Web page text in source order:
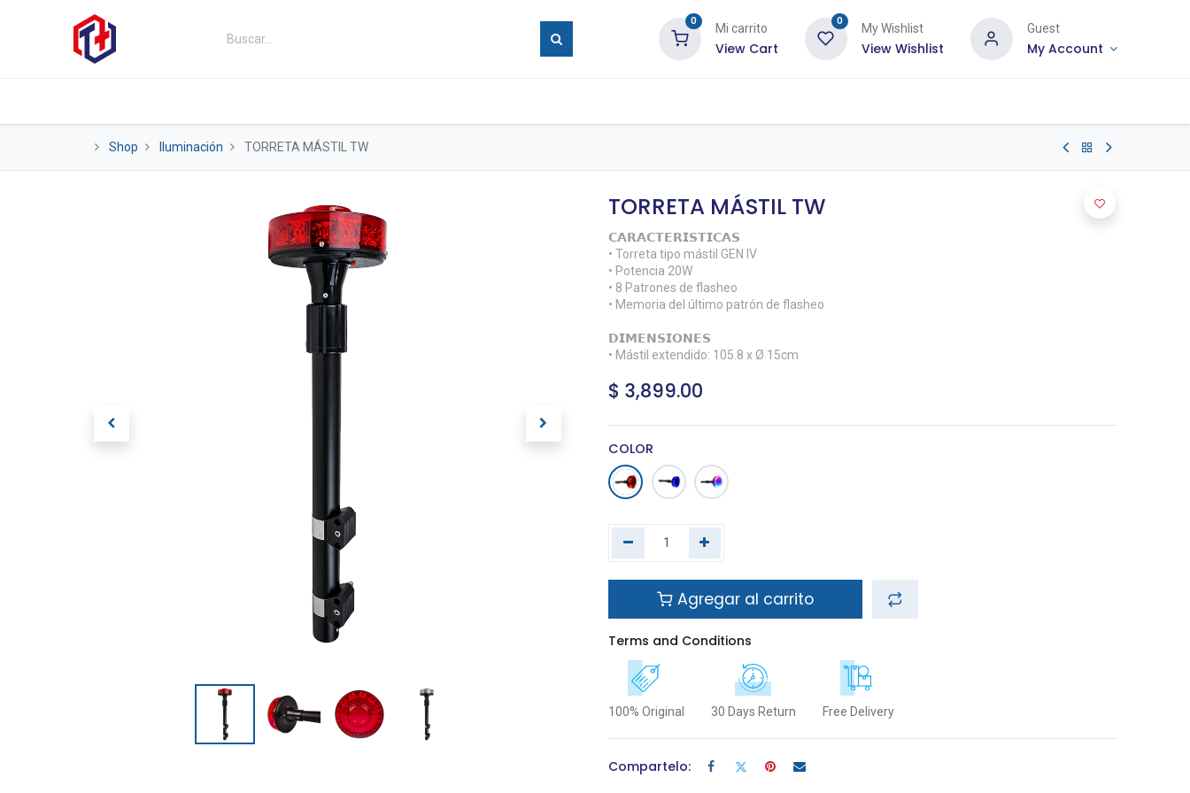
0
Mi carrito
View Cart
0
My Wishlist
View Wishlist
Guest
My Account
Shop Iluminación TORRETA MÁSTIL TW
TORRETA MÁSTIL TW
𝗖𝗔𝗥𝗔𝗖𝗧𝗘𝗥𝗜𝗦𝗧𝗜𝗖𝗔𝗦
• Torreta tipo mástil GEN IV
• Potencia 20W
• 8 Patrones de flasheo
• Memoria del último patrón de flasheo
𝗗𝗜𝗠𝗘𝗡𝗦𝗜𝗢𝗡𝗘𝗦
• Mástil extendido: 105.8 x Ø 15cm
$ 3,899.00
COLOR
Agregar al carrito
Terms and Conditions
100% Original 30 Days Return Free Delivery
Compartelo: